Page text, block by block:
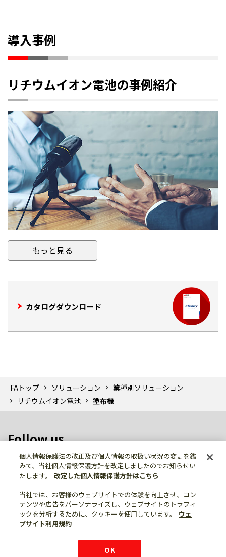
導入事例
リチウムイオン電池の事例紹介
もっと見る
カタログダウンロード
FAトップ ソリューション
業種別ソリューション
リチウムイオン電池
塗布機
Follow us
個人情報保護 利用規約
ご利用にあたって
サイトマップ
三菱電機トップ
個人情報保護法の改正及び個人情報の取扱い状況の変更を鑑
みて、当社個人情報保護方針を改定しましたのでお知らせい
たします。
改定した個人情報保護方針はこちら
当社では、お客様のウェブサイトでの体験を向上させ、コン
テンツや広告をパーソナライズし、ウェブサイトのトラフィ
ックを分析するために、クッキーを使用しています。
ウェ
ブサイト利用規約
OK